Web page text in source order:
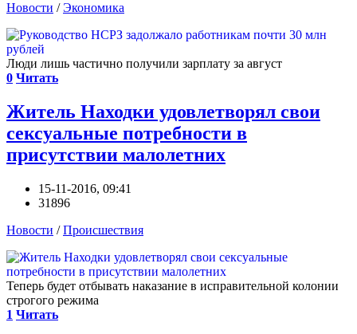
Новости /Экономика
Люди лишь частично получили зарплату за август
0 Читать
Житель Находки удовлетворял свои
сексуальные потребности в
присутствии малолетних
15-11-2016, 09:41
31896
Новости /Происшествия
Теперь будет отбывать наказание в исправительной колонии
строгого режима
1 Читать